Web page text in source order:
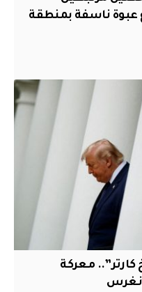
عبوة ناسفة بمنطقة
كارتر”.. معركة